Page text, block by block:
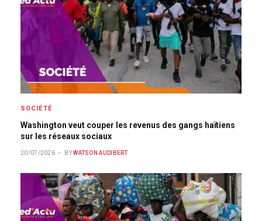
SOCIÉTÉ
Washington veut couper les revenus des gangs haïtiens
sur les réseaux sociaux
20/07/2026 BY WATSON AUDIBERT